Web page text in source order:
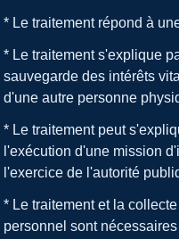
* Le traitement répond à
* Le traitement s'explique
sauvegarde des intérêts
d'une autre personne
* Le traitement peut
l'exécution d'une mission
l'exercice de l'autorité
* Le traitement et la
personnel sont